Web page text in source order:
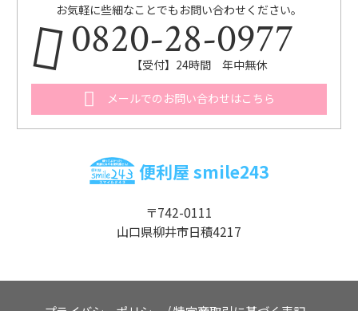
お気軽に些細なことでもお問い合わせください。
0820-28-0977
【受付】24時間 年中無休
メールでのお問い合わせはこちら
便利屋 smile243
〒742-0111
山口県柳井市日積4217